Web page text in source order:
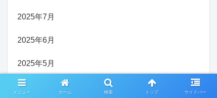
2025年7月
2025年6月
2025年5月
2025年4月
メニュー ホーム 検索 トップ サイドバー